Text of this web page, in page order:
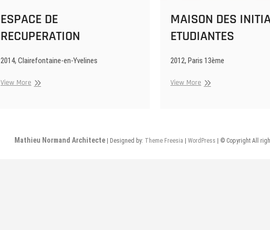
ESPACE DE
RECUPERATION
2014, Clairefontaine-en-Yvelines
View More ESPACE
MAISON DES
ETUDIANTES
2012, Paris 13ème
View More MAISON
Mathieu Normand Architecte| Designed by: Theme Freesia WordPress | © Copyright All